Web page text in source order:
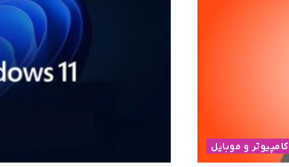
کامپیوتر و موبایل